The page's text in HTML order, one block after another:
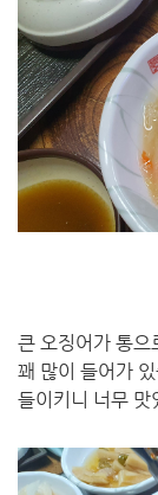
큰 오징어가 통으
꽤 많이 들어가
들이키니 너무 맛